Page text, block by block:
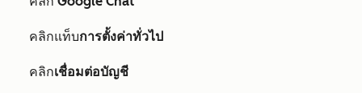
คลิกแท็บการตั้งค่าทั่วไป
คลิกเชื่อมต่อบัญชี